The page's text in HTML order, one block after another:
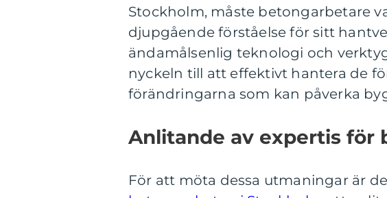
Stockholm, måste betongarbetare
djupgående förståelse för sitt
ändamålsenlig teknologi och
nyckeln till att effektivt hantera de
förändringarna som kan påverka
Anlitande av expertis för
För att möta dessa utmaningar är